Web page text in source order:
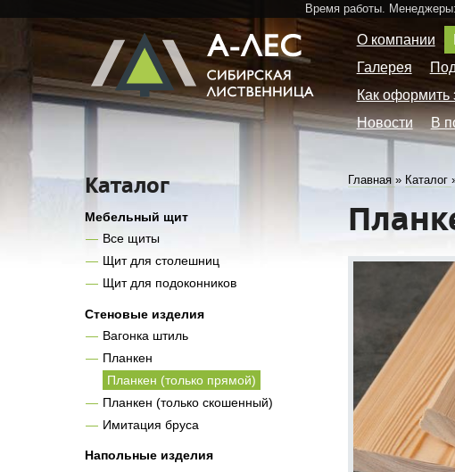
Время работы. Менеджеры:
О компании
Галерея
Как оформить
Новости
В
Каталог
Мебельный щит
Все щиты
Щит для столешниц
Щит для подоконников
Стеновые изделия
Вагонка штиль
Планкен
Планкен (только прямой)
Планкен (только скошенный)
Имитация бруса
Напольные изделия
Главная » Каталог